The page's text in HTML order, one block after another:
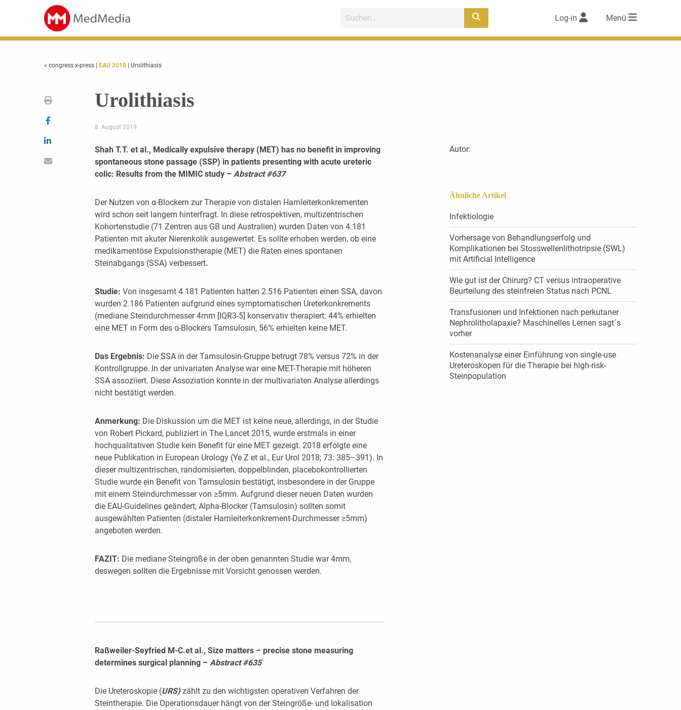
Log-in Menü
« congress x-press EAU 2018 | Urolithiasis
Urolithiasis
8. August 2019
Shah T.T. et al., Medically expulsive therapy (MET) has no benefit in improving
spontaneous stone passage (SSP) in patients presenting with acute ureteric
colic: Results from the MIMIC study – Abstract #637
Der Nutzen von α-Blockern zur Therapie von distalen Harnleiterkonkrementen
wird schon seit langem hinterfragt. In diese retrospektiven, multizentrischen
Kohortenstudie (71 Zentren aus GB und Australien) wurden Daten von 4.181
Patienten mit akuter Nierenkolik ausgewertet. Es sollte erhoben werden, ob eine
medikamentöse Expulsionstherapie (MET) die Raten eines spontanen
Steinabgangs (SSA) verbessert.
Studie: Von insgesamt 4.181 Patienten hatten 2.516 Patienten einen SSA, davon
wurden 2.186 Patienten aufgrund eines symptomatischen Ureterkonkrements
(mediane Steindurchmesser 4mm [IQR3-5] konservativ therapiert: 44% erhielten
eine MET in Form des α-Blockers Tamsulosin, 56% erhielten keine MET.
Das Ergebnis: Die SSA in der Tamsulosin-Gruppe betrugt 78% versus 72% in der
Kontrollgruppe. In der univariaten Analyse war eine MET-Therapie mit höheren
SSA assoziiert. Diese Assoziation konnte in der multivariaten Analyse allerdings
nicht bestätigt werden.
Anmerkung: Die Diskussion um die MET ist keine neue, allerdings, in der Studie
von Robert Pickard, publiziert in The Lancet 2015, wurde erstmals in einer
hochqualitativen Studie kein Benefit für eine MET gezeigt. 2018 erfolgte eine
neue Publikation in European Urology (Ye Z et al., Eur Urol 2018; 73: 385–391). In
dieser multizentrischen, randomisierten, doppelblinden, placebokontrollierten
Studie wurde ein Benefit von Tamsulosin bestätigt, insbesondere in der Gruppe
mit einem Steindurchmesser von ≥5mm. Aufgrund dieser neuen Daten wurden
die EAU-Guidelines geändert, Alpha-Blocker (Tamsulosin) sollten somit
ausgewählten Patienten (distaler Harnleiterkonkrement-Durchmesser ≥5mm)
angeboten werden.
FAZIT: Die mediane Steingröße in der oben genannten Studie war 4mm,
deswegen sollten die Ergebnisse mit Vorsicht genossen werden.
Raßweiler-Seyfried M-C.et al., Size matters – precise stone measuring
determines surgical planning – Abstract #635
Die Ureteroskopie (URS)zählt zu den wichtigsten operativen Verfahren der
Steintherapie. Die Operationsdauer hängt von der Steingröße- und lokalisation
Autor:
Ähnliche Artikel
Infektiologie
Vorhersage von Behandlungserfolg und
Komplikationen bei Stosswellenlithotripsie (SWL)
mit Artificial Intelligence
Wie gut ist der Chirurg? CT versus intraoperative
Beurteilung des steinfreien Status nach PCNL
Transfusionen und Infektionen nach perkutaner
Nephrolitholapaxie? Maschinelles Lernen sagt´s
vorher
Kostenanalyse einer Einführung von single-use
Ureteroskopen für die Therapie bei high-risk-
Steinpopulation